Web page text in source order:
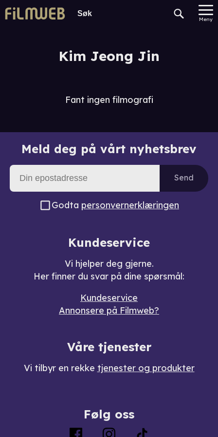
Meny
Kim Jeong Jin
Fant ingen filmografi
Meld deg på vårt nyhetsbrev
Send
Godta personvernerklæringen
Kundeservice
Vi hjelper deg gjerne.
Her finner du svar på dine spørsmål:
Kundeservice
Annonsere på Filmweb?
Våre tjenester
Vi tilbyr en rekke tjenester og produkter
Følg oss